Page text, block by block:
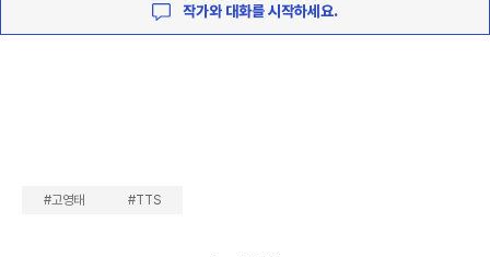
작가와 대화를 시작하세요.
#고영태 #TTS